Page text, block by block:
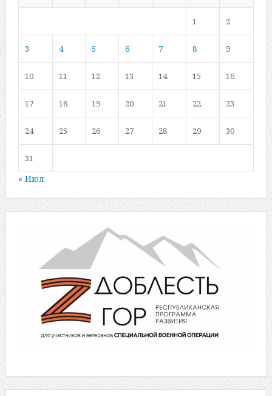
1 2
3 4 5 6 7 8 9
10 11 12 13 14 15 16
17 18 19 20 21 22 23
24 25 26 27 28 29 30
31
« Июл